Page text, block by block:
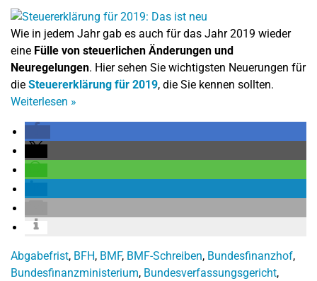
Wie in jedem Jahr gab es auch für das Jahr 2019 wieder
eine Fülle von steuerlichen Änderungen und
Neuregelungen. Hier sehen Sie wichtigsten Neuerungen für
die Steuererklärung für 2019, die Sie kennen sollten.
Weiterlesen »
Abgabefrist, BFH, BMF, BMF-Schreiben, Bundesfinanzhof,
Bundesfinanzministerium, Bundesverfassungsgericht,